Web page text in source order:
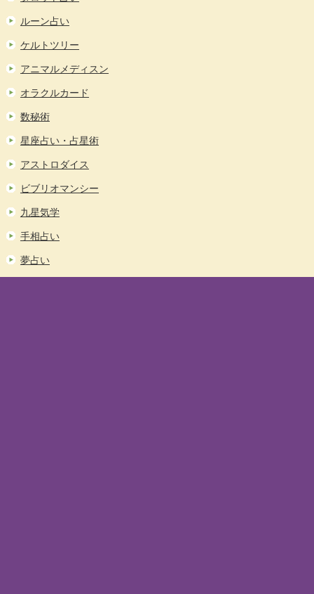
ルーン占い
ケルトツリー
アニマルメディスン
オラクルカード
数秘術
星座占い・占星術
アストロダイス
ビブリオマンシー
九星気学
手相占い
夢占い